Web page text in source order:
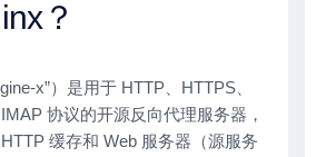
？
x”）是用于 HTTP、HTTPS、
协议的开源反向代理服务器，
缓存和 Web 服务器（源服务